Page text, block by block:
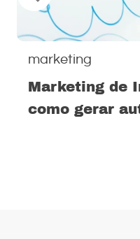
marketing
Marketing de
como gerar